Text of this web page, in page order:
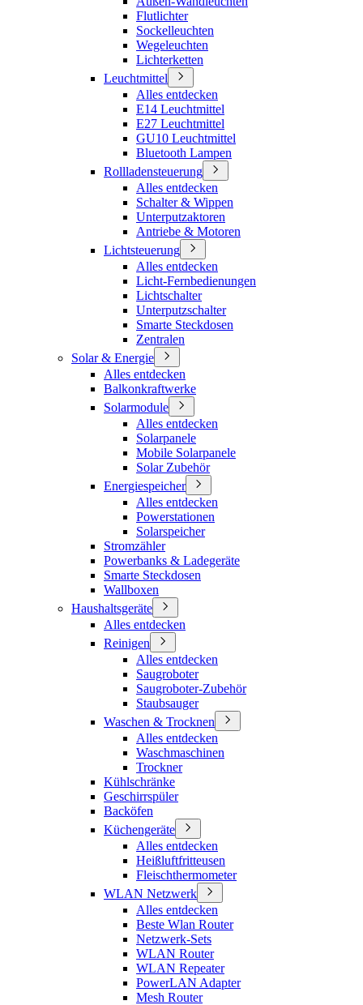
Flutlichter
Sockelleuchten
Wegeleuchten
Lichterketten
Leuchtmittel
Alles entdecken
E14 Leuchtmittel
E27 Leuchtmittel
GU10 Leuchtmittel
Bluetooth Lampen
Rollladensteuerung
Alles entdecken
Schalter & Wippen
Unterputzaktoren
Antriebe & Motoren
Lichtsteuerung
Alles entdecken
Licht-Fernbedienungen
Lichtschalter
Unterputzschalter
Smarte Steckdosen
Zentralen
Solar & Energie
Alles entdecken
Balkonkraftwerke
Solarmodule
Alles entdecken
Solarpanele
Mobile Solarpanele
Solar Zubehör
Energiespeicher
Alles entdecken
Powerstationen
Solarspeicher
Stromzähler
Powerbanks & Ladegeräte
Smarte Steckdosen
Wallboxen
Haushaltsgeräte
Alles entdecken
Reinigen
Alles entdecken
Saugroboter
Saugroboter-Zubehör
Staubsauger
Waschen & Trocknen
Alles entdecken
Waschmaschinen
Trockner
Kühlschränke
Geschirrspüler
Backöfen
Küchengeräte
Alles entdecken
Heißluftfritteusen
Fleischthermometer
WLAN Netzwerk
Alles entdecken
Beste Wlan Router
Netzwerk-Sets
WLAN Router
WLAN Repeater
PowerLAN Adapter
Mesh Router